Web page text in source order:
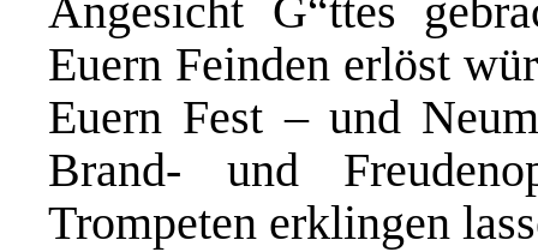
Angesicht G“ttes
Euern Feinden erlöst
Euern Fest – und
Brand- und
Trompeten erklingen